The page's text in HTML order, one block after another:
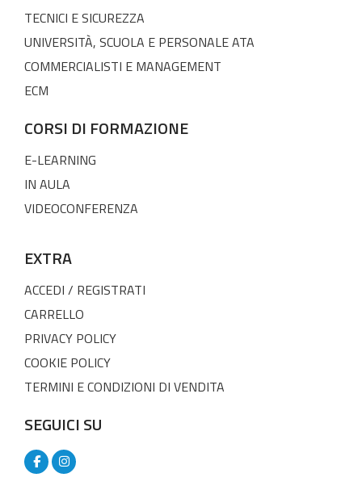
TECNICI E SICUREZZA
UNIVERSITÀ, SCUOLA E PERSONALE ATA
COMMERCIALISTI E MANAGEMENT
ECM
CORSI DI FORMAZIONE
E-LEARNING
IN AULA
VIDEOCONFERENZA
EXTRA
ACCEDI / REGISTRATI
CARRELLO
PRIVACY POLICY
COOKIE POLICY
TERMINI E CONDIZIONI DI VENDITA
SEGUICI SU